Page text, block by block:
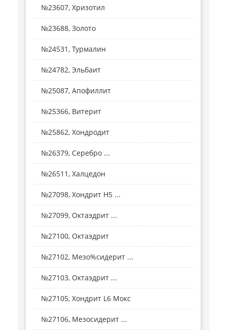
№23607, Хризотил
№23688, Золото
№24531, Турмалин
№24782, Эльбаит
№25087, Апофиллит
№25366, Витерит
№25862, Хондродит
№26379, Серебро ...
№26511, Халцедон
№27098, Хондрит H5 ...
№27099, Октаэдрит ...
№27100, Октаэдрит
№27102, Мезо%сидерит ...
№27103, Октаэдрит ...
№27105, Хондрит L6 Мокс
№27106, Мезосидерит ...